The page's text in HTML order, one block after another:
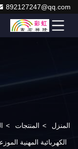
892127247@qq.com
المنزل > المنتجات >
الكهربائية المهنية